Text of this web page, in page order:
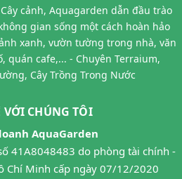
cảnh, Aquagarden dẫn đầu trào
gian sống một cách hoàn hảo
xanh, vườn tường trong nhà, văn
quán cafe,... - Chuyên Terraium,
Cây Trồng Trong Nước
VỚI CHÚNG TÔI
AquaGarden
41A8048483 do phòng tài chính -
Chí Minh cấp ngày 07/12/2020